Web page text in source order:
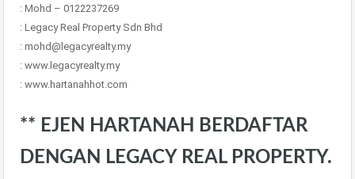
: Mohd – 0122237269
: Legacy Real Property Sdn Bhd
: mohd@legacyrealty.my
: www.legacyrealty.my
: www.hartanahhot.com
** EJEN HARTANAH BERDAFTAR
DENGAN LEGACY REAL PROPERTY.